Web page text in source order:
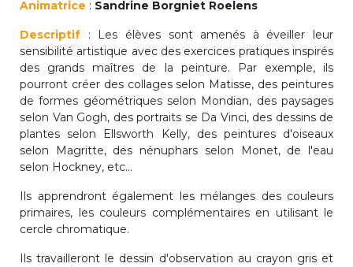
services.be
BE91 3631 6790 0976
Activités périscolaires Uccle
+32 (0)2 375 31 35
cesame@apeee-bxl1-services.be
BE30 3100 2003 2711
Animatrice : Sandrine Borgniet Roelens
Descriptif : Les élèves sont amenés à éveiller leur
sensibilité artistique avec des exercices pratiques inspirés
des grands maîtres de la peinture. Par exemple, ils
pourront créer des collages selon Matisse, des peintures
de formes géométriques selon Mondian, des paysages
selon Van Gogh, des portraits se Da Vinci, des dessins de
plantes selon Ellsworth Kelly, des peintures d'oiseaux
selon Magritte, des nénuphars selon Monet, de l'eau
selon Hockney, etc...
Ils apprendront également les mélanges des couleurs
primaires, les couleurs complémentaires en utilisant le
cercle chromatique.
Ils travailleront le dessin d'observation au crayon gris et